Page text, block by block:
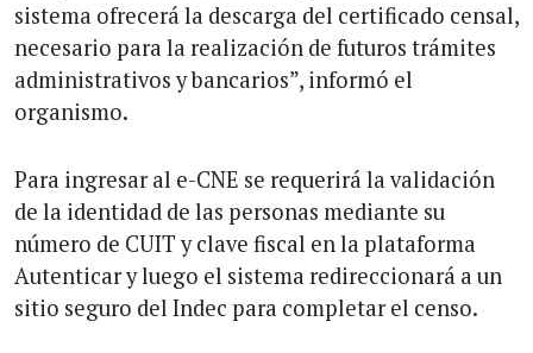
sistema ofrecerá la descarga del certificado censal,
necesario para la realización de futuros trámites
administrativos y bancarios”, informó el
organismo.
Para ingresar al e-CNE se requerirá la validación
de la identidad de las personas mediante su
número de CUIT y clave fiscal en la plataforma
Autenticar y luego el sistema redireccionará a un
sitio seguro del Indec para completar el censo.